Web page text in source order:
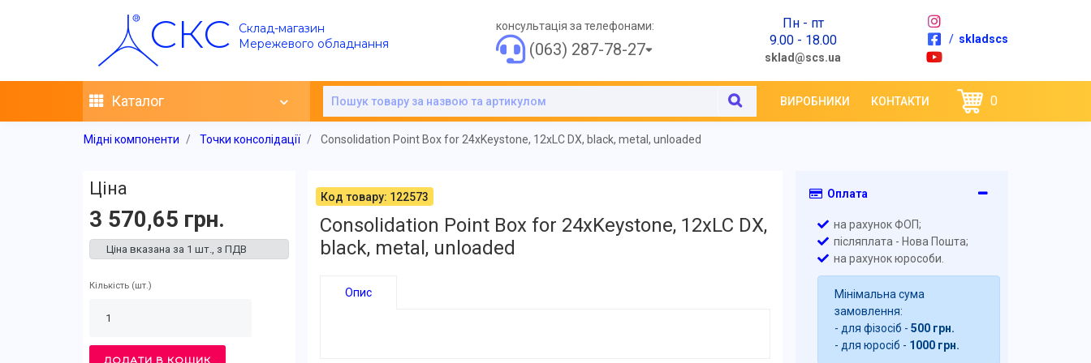
СКС
Склад-магазин
Мережевого обладнання
консультація за телефонами:
(063) 287-78-27
Пн - пт
9.00 - 18.00
sklad@scs.ua
/ skladscs
Каталог ВИРОБНИКИ КОНТАКТИ 0
Мідні компоненти Точки консолідації Consolidation Point Box for 24xKeystone, 12xLC DX, black, metal, unloaded
Ціна
3 570,65 грн.
Ціна вказана за 1 шт., з ПДВ
Кількість (шт.)
ДОДАТИ В КОШИК
Код товару: 122573
Consolidation Point Box for 24xKeystone, 12xLC DX,
black, metal, unloaded
Опис
Оплата
на рахунок ФОП;
післяплата - Нова Пошта;
на рахунок юрособи.
Мінімальна сума
замовлення:
- для фізосіб - 500 грн.
- для юросіб - 1000 грн.